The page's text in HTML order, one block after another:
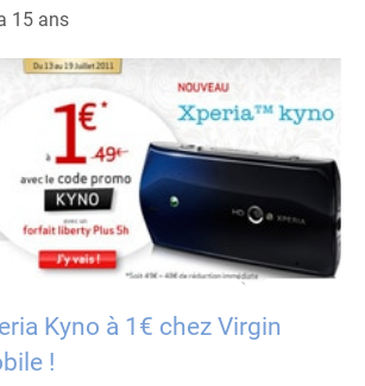
15 ans
Kyno à 1€ chez Virgin
!